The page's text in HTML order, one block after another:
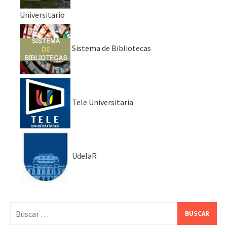
Universitario
Sistema de Bibliotecas
Tele Universitaria
UdelaR